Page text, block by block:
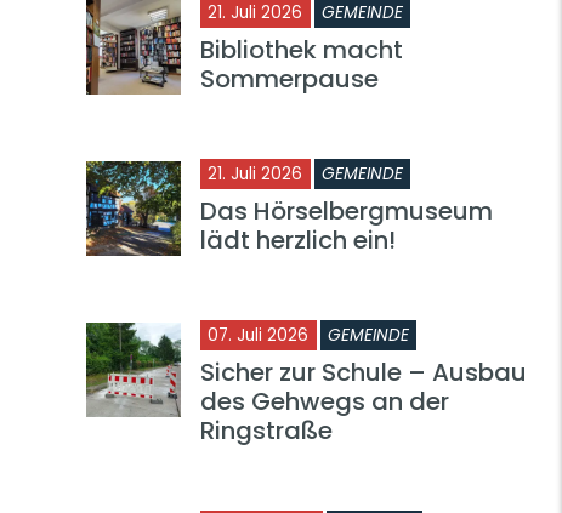
21. Juli 2026 GEMEINDE
Bibliothek macht
Sommerpause
21. Juli 2026 GEMEINDE
Das Hörselbergmuseum
lädt herzlich ein!
07. Juli 2026 GEMEINDE
Sicher zur Schule – Ausbau
des Gehwegs an der
Ringstraße